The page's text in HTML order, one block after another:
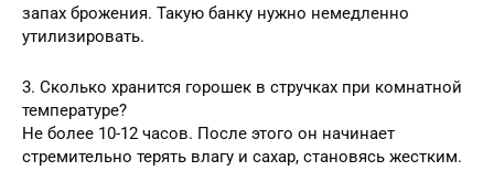
запах брожения. Такую банку нужно немедленно
утилизировать.
3. Сколько хранится горошек в стручках при комнатной
температуре?
Не более 10-12 часов. После этого он начинает
стремительно терять влагу и сахар, становясь жестким.